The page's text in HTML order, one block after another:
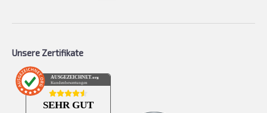
Unsere Zertifikate
AUSGEZEICHNET .org
Kundenbewertungen
SEHR GUT